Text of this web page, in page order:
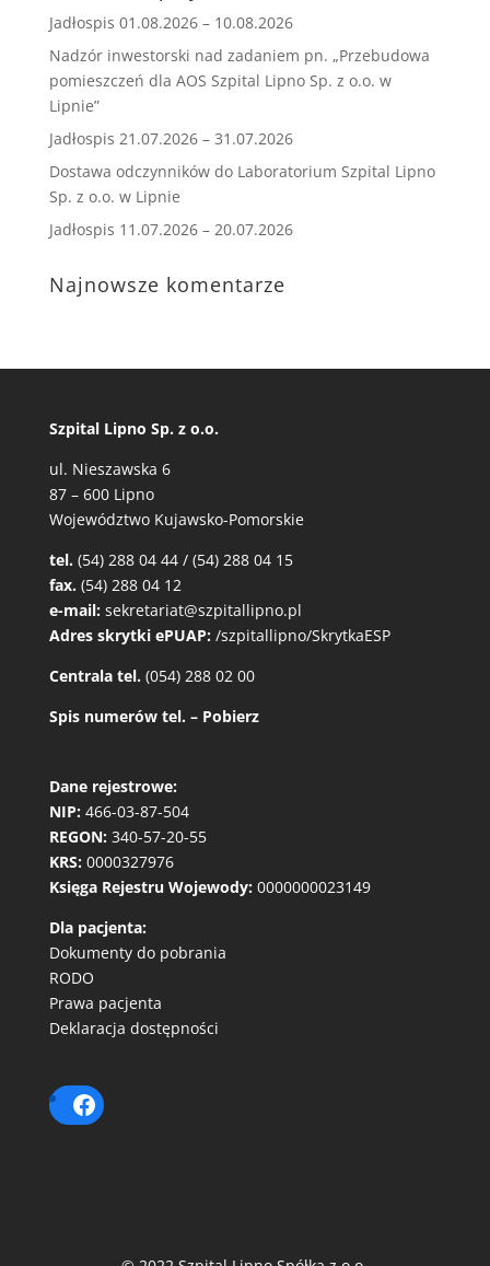
Jadłospis 01.08.2026 – 10.08.2026
Nadzór inwestorski nad zadaniem pn. „Przebudowa
pomieszczeń dla AOS Szpital Lipno Sp. z o.o. w
Lipnie”
Jadłospis 21.07.2026 – 31.07.2026
Dostawa odczynników do Laboratorium Szpital Lipno
Sp. z o.o. w Lipnie
Jadłospis 11.07.2026 – 20.07.2026
Najnowsze komentarze
Szpital Lipno Sp. z o.o.
ul. Nieszawska 6
87 – 600 Lipno
Województwo Kujawsko-Pomorskie
tel. (54) 288 04 44 / (54) 288 04 15
fax. (54) 288 04 12
e-mail: sekretariat@szpitallipno.pl
Adres skrytki ePUAP: /szpitallipno/SkrytkaESP
Centrala tel. (054) 288 02 00
Spis numerów tel. – Pobierz
Dane rejestrowe:
NIP: 466-03-87-504
REGON: 340-57-20-55
KRS: 0000327976
Księga Rejestru Wojewody: 0000000023149
Dla pacjenta:
Dokumenty do pobrania
RODO
Prawa pacjenta
Deklaracja dostępności